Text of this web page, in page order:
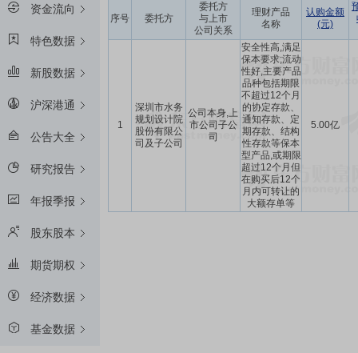
资金流向
特色数据
新股数据
沪深港通
公告大全
研究报告
年报季报
股东股本
期货期权
经济数据
基金数据
序号 委托方
委托方
与上市
公司关系
理财产品
名称
认购金额
(元)
1
深圳市水务
规划设计院
股份有限公
司及子公司
公司本身,上
市公司子公
司
安全性高,满足
保本要求;流动
性好,主要产品
品种包括期限
不超过12个月
的协定存款、
通知存款、定
期存款、结构
性存款等保本
型产品,或期限
超过12个月但
在购买后12个
月内可转让的
大额存单等
5.00亿